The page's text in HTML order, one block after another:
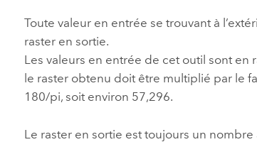
Toute valeur en entrée se trouvant à
raster en sortie.
Les valeurs en entrée de cet outil sont en
le raster obtenu doit être multiplié par le
180/pi, soit environ 57,296.
Le raster en sortie est toujours un